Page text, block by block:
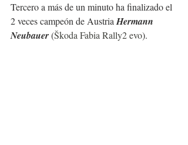
Tercero a más de un minuto ha finalizado el
2 veces campeón de Austria Hermann
Neubauer (Škoda Fabia Rally2 evo).